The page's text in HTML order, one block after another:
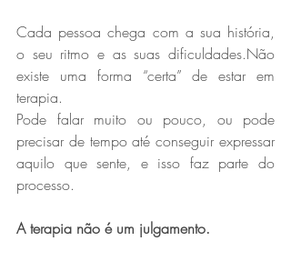
Cada pessoa chega com a sua história,
o seu ritmo e as suas dificuldades.Não
existe uma forma “certa” de estar em
terapia.
Pode falar muito ou pouco, ou pode
precisar de tempo até conseguir expressar
aquilo que sente, e isso faz parte do
processo.
A terapia não é um julgamento.